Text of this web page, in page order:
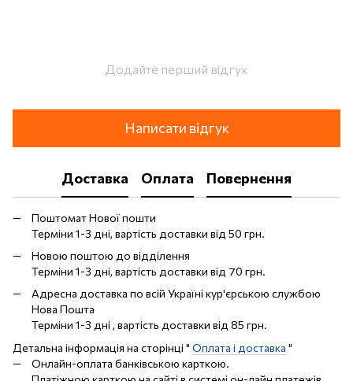
Додайте перший відгук
Написати відгук
Доставка Оплата Повернення
Поштомат Нової пошти
Терміни 1-3 дні, вартість доставки від 50 грн.
Новою поштою до відділення
Терміни 1-3 дні, вартість доставки від 70 грн.
Адресна доставка по всій Україні кур'єрською службою
Нова Пошта
Терміни 1-3 дні , вартість доставки від 85 грн.
Детальна інформація на сторінці " Оплата і доставка "
Онлайн-оплата банківською карткою.